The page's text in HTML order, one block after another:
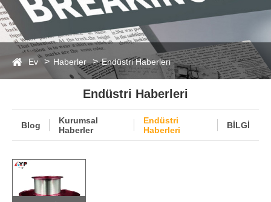
Ev Haberler Endüstri Haberleri
Endüstri Haberleri
Blog
Kurumsal
Haberler
Endüstri
Haberleri
BİLGİ